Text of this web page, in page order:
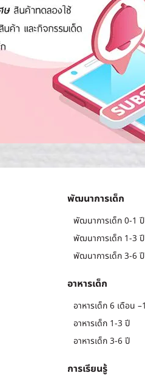
พัฒนาการเด็ก
พัฒนาการเด็ก 0-1 ปี
พัฒนาการเด็ก 1-3 ปี
พัฒนาการเด็ก 3-6 ปี
อาหารเด็ก
อาหารเด็ก 6 เดือน
อาหารเด็ก 1-3 ปี
อาหารเด็ก 3-6 ปี
การเรียนรู้